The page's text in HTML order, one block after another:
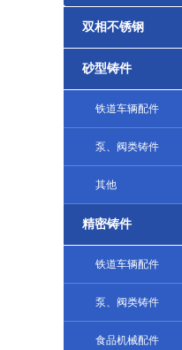
双相不锈钢
砂型铸件
铁道车辆配件
泵、阀类铸件
其他
精密铸件
铁道车辆配件
泵、阀类铸件
食品机械配件